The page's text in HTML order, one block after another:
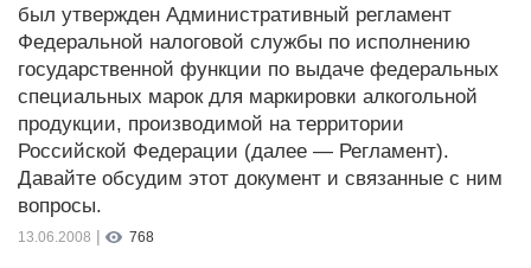
был утвержден Административный регламент
Федеральной налоговой службы по исполнению
государственной функции по выдаче федеральных
специальных марок для маркировки алкогольной
продукции, производимой на территории
Российской Федерации (далее — Регламент).
Давайте обсудим этот документ и связанные с ним
вопросы.
13.06.2008 | 768